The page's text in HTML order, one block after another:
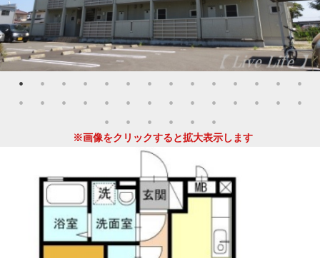
※画像をクリックすると拡大表示します